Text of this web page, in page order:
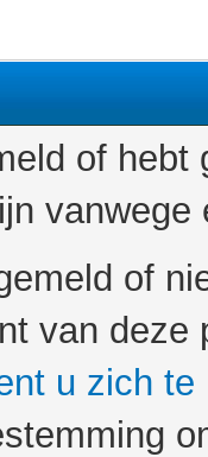
of
of
van
u zich te